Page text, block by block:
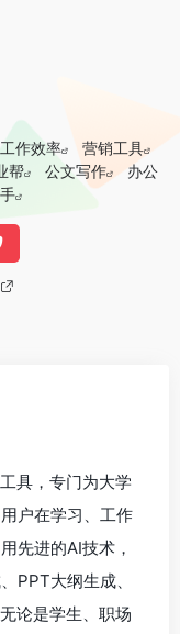
工作效率
营销工具
帮 公文写作
办公
具，专门为大学
户在学习、工作
先进的AI技术，
PPT大纲生成、
论是学生、职场